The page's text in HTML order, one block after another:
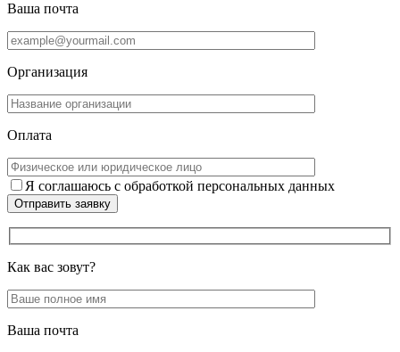
Ваша почта
Организация
Оплата
Я соглашаюсь с обработкой персональных данных
Отправить заявку
Как вас зовут?
Ваша почта